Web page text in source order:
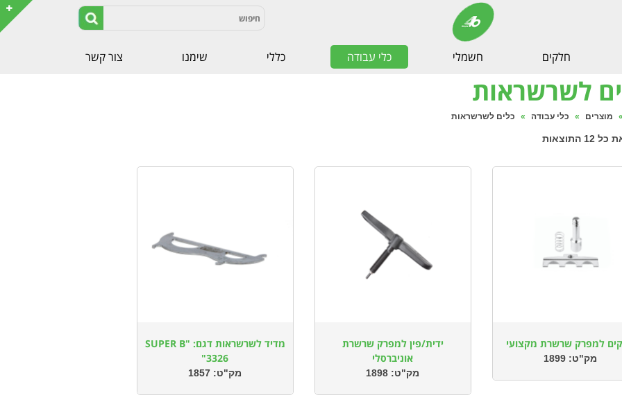
חלקים חשמלי כלי עבודה כללי שימנו צור קשר
לשרשראות
מוצרים » כלי עבודה » כלים לשרשראות
התוצאות
למפרק שרשרת מקצועי
מק"ט: 1899
ידית/פין למפרק שרשרת
אוניברסלי
מק"ט: 1898
מדיד לשרשראות דגם: SUPER B"
3326"
מק"ט: 1857